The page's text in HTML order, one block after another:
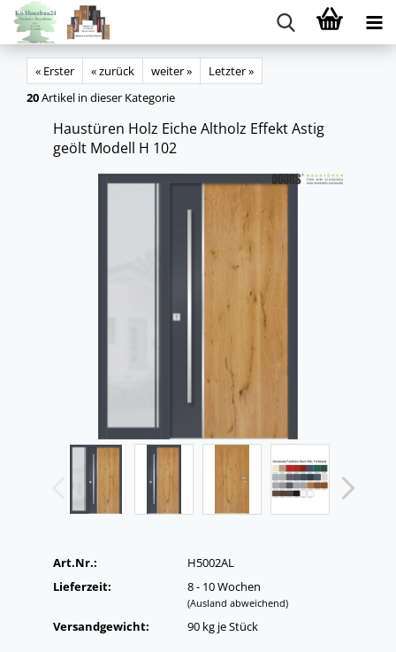
« Erster « zurück weiter »
Letzter »
20Artikel in dieser Kategorie
Haus­tü­ren Holz Eiche Alt­holz Ef­fekt Astig
geölt Mo­dell H 102
Art.Nr.:
H5002AL
Lieferzeit:
8 - 10 Wochen
(Ausland abweichend)
Versandgewicht: 90kg je Stück